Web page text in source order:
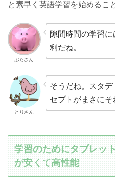
と素早く英語学習を始めるこ
ぶたさん
隙間時間の学習
利だね。
とりさん
そうだね。スタ
セプトがまさにそ
学習のためにタブレッ
が安くて高性能